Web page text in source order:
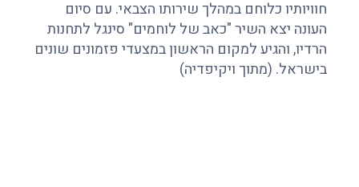
חוויותיו כלוחם במהלך שירותו הצבאי. עם סיום
העונה יצא השיר "כאב של לוחמים" סינגל לתחנות
הרדיו, והגיע למקום הראשון במצעדי פזמונים שונים
בישראל. (מתוך ויקיפדיה)